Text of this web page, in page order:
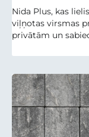
Nida Plus, kas
viļņotas virsmas
privātām un